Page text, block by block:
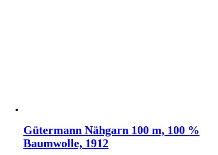
Gütermann Nähgarn 100 m, 100 %
Baumwolle, 1912